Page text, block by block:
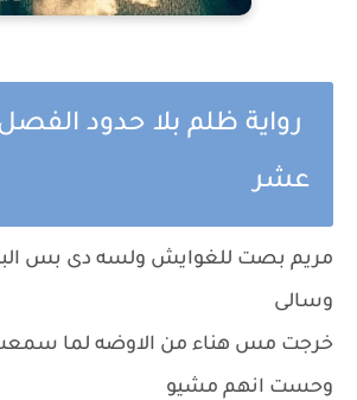
رواية ظلم بلا حدود
عشر
مريم بصت للغوايش ولسه دى بس
وسالى
خرجت مس هناء من الاوضه لما سمعت
وحست انهم مشيو